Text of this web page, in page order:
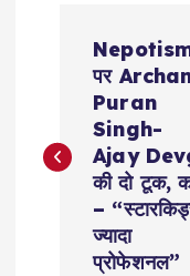
s
पर
Puran
Singh-
Ajay
की दो टूक,
–
ज्यादा
प्रोफेशनल”